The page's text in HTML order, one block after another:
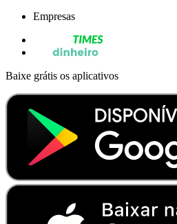
Empresas
Baixe grátis os aplicativos